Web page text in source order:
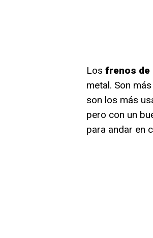
Los frenos de
metal. Son
son los más
pero con un
para andar en